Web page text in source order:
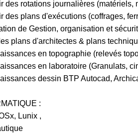
des rotations journalières (matériels,
des plans d'exécutions (coffrages,
de Gestion, organisation et
plans d'architectes & plans
en topographie (relevés
en laboratoire (Granulats,
dessin BTP Autocad,
:
Lunix ,